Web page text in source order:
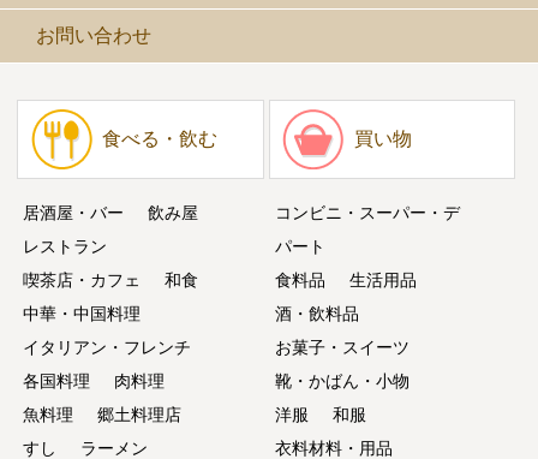
お問い合わせ
食べる・飲む
居酒屋・バー
飲み屋
レストラン
喫茶店・カフェ
和食
中華・中国料理
イタリアン・フレンチ
各国料理
肉料理
魚料理
郷土料理店
すし
ラーメン
買い物
コンビニ・スーパー・デ
パート
食料品
生活用品
酒・飲料品
お菓子・スイーツ
靴・かばん・小物
洋服
和服
衣料材料・用品